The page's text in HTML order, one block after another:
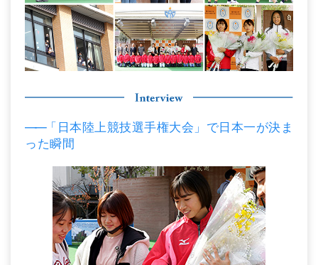
――「日本陸上競技選手権大会」で日本一が決ま
った瞬間